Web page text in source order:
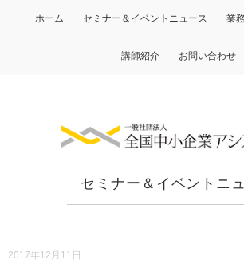
ホーム セミナー＆イベントニュース 業
講師紹介 お問い合わせ
セミナー＆イベントニ
2017年12月11日